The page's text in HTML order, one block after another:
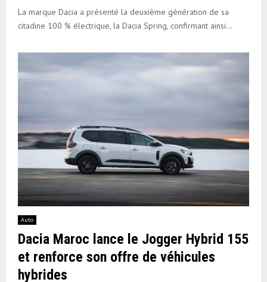
La marque Dacia a présenté la deuxième génération de sa
citadine 100 % électrique, la Dacia Spring, confirmant ainsi...
Auto
Dacia Maroc lance le Jogger Hybrid 155
et renforce son offre de véhicules
hybrides